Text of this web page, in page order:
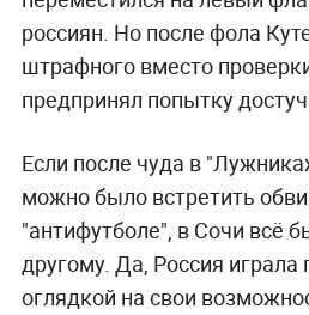
россиян. Но после фола
штрафного вместо
предпринял попытку
Если после чуда в
можно было встретить
"антифутболе", в Сочи всё
другому. Да, Россия играла
оглядкой на свои